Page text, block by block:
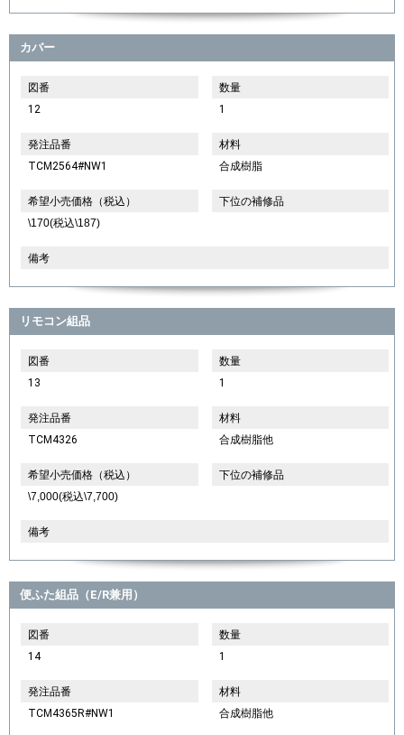
カバー
図番
12
数量
1
発注品番
TCM2564#NW1
材料
合成樹脂
希望小売価格（税込）
\170(税込\187)
下位の補修品
備考
リモコン組品
図番
13
数量
1
発注品番
TCM4326
材料
合成樹脂他
希望小売価格（税込）
\7,000(税込\7,700)
下位の補修品
備考
便ふた組品（E/R兼用）
図番
14
数量
1
発注品番
TCM4365R#NW1
材料
合成樹脂他